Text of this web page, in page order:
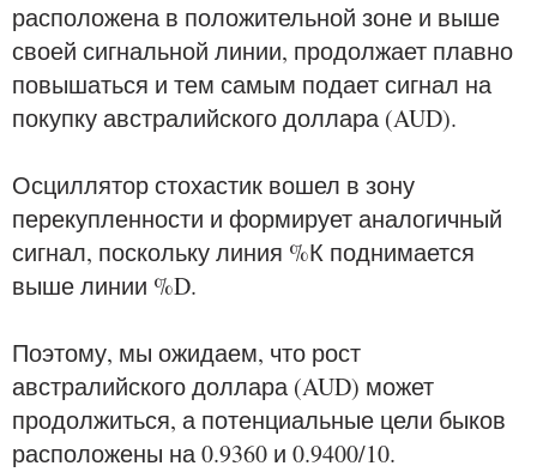
расположена в положительной зоне и выше
своей сигнальной линии, продолжает плавно
повышаться и тем самым подает сигнал на
покупку австралийского доллара (AUD).
Осциллятор стохастик вошел в зону
перекупленности и формирует аналогичный
сигнал, поскольку линия %К поднимается
выше линии %D.
Поэтому, мы ожидаем, что рост
австралийского доллара (AUD) может
продолжиться, а потенциальные цели быков
расположены на 0.9360 и 0.9400/10.